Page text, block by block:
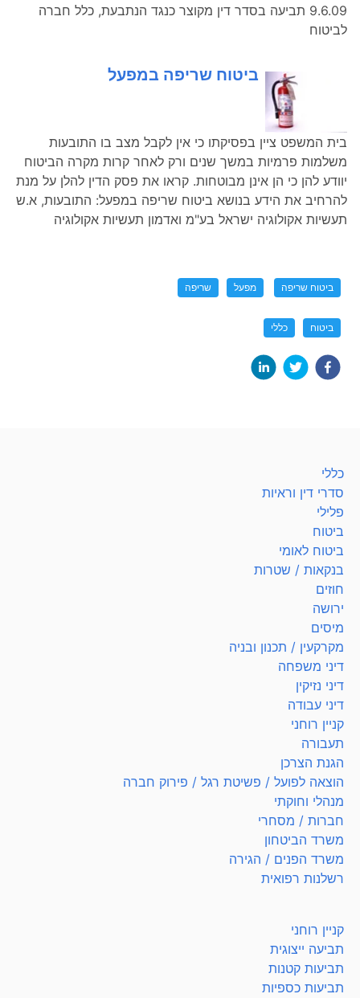
9.6.09 תביעה בסדר דין מקוצר כנגד הנתבעת, כלל חברה
לביטוח
ביטוח שריפה במפעל
בית המשפט ציין בפסיקתו כי אין לקבל מצב בו התובעות
משלמות פרמיות במשך שנים ורק לאחר קרות מקרה הביטוח
יוודע להן כי הן אינן מבוטחות. קראו את פסק הדין להלן על מנת
להרחיב את הידע בנושא ביטוח שריפה במפעל: התובעות, א.ש
תעשיות אקולוגיה ישראל בע"מ ואדמון תעשיות אקולוגיה
ביטוח שריפה מפעל שריפה
ביטוח כללי
כללי
סדרי דין וראיות
פלילי
ביטוח
ביטוח לאומי
בנקאות / שטרות
חוזים
ירושה
מיסים
מקרקעין / תכנון ובניה
דיני משפחה
דיני נזיקין
דיני עבודה
קניין רוחני
תעבורה
הגנת הצרכן
הוצאה לפועל / פשיטת רגל / פירוק חברה
מנהלי וחוקתי
חברות / מסחרי
משרד הביטחון
משרד הפנים / הגירה
רשלנות רפואית
קניין רוחני
תביעה ייצוגית
תביעות קטנות
תביעות כספיות